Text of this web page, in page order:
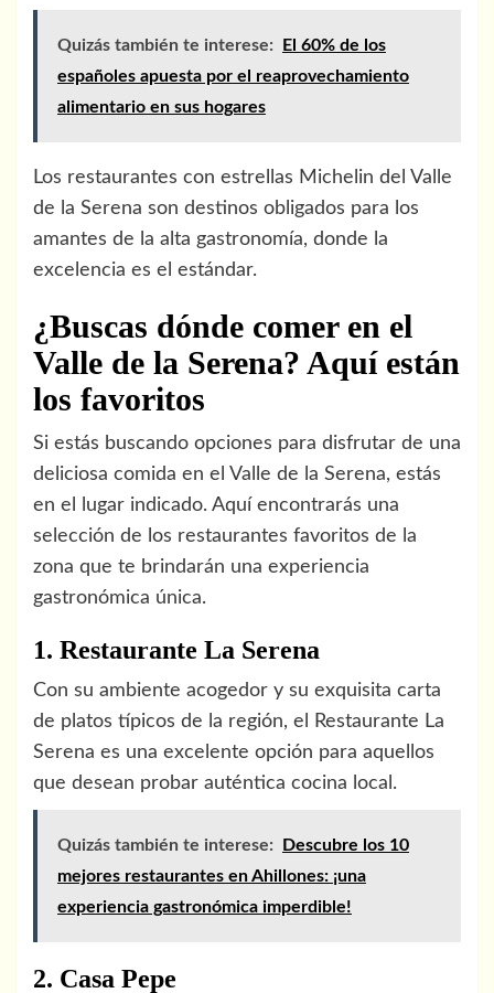
Quizás también te interese:
El 60% de los
españoles apuesta por el reaprovechamiento
alimentario en sus hogares
Los restaurantes con estrellas Michelin del Valle
de la Serena son destinos obligados para los
amantes de la alta gastronomía, donde la
excelencia es el estándar.
¿Buscas dónde comer en el
Valle de la Serena? Aquí están
los favoritos
Si estás buscando opciones para disfrutar de una
deliciosa comida en el Valle de la Serena, estás
en el lugar indicado. Aquí encontrarás una
selección de los restaurantes favoritos de la
zona que te brindarán una experiencia
gastronómica única.
1. Restaurante La Serena
Con su ambiente acogedor y su exquisita carta
de platos típicos de la región, el Restaurante La
Serena es una excelente opción para aquellos
que desean probar auténtica cocina local.
Quizás también te interese:
Descubre los 10
mejores restaurantes en Ahillones: ¡una
experiencia gastronómica imperdible!
2. Casa Pepe